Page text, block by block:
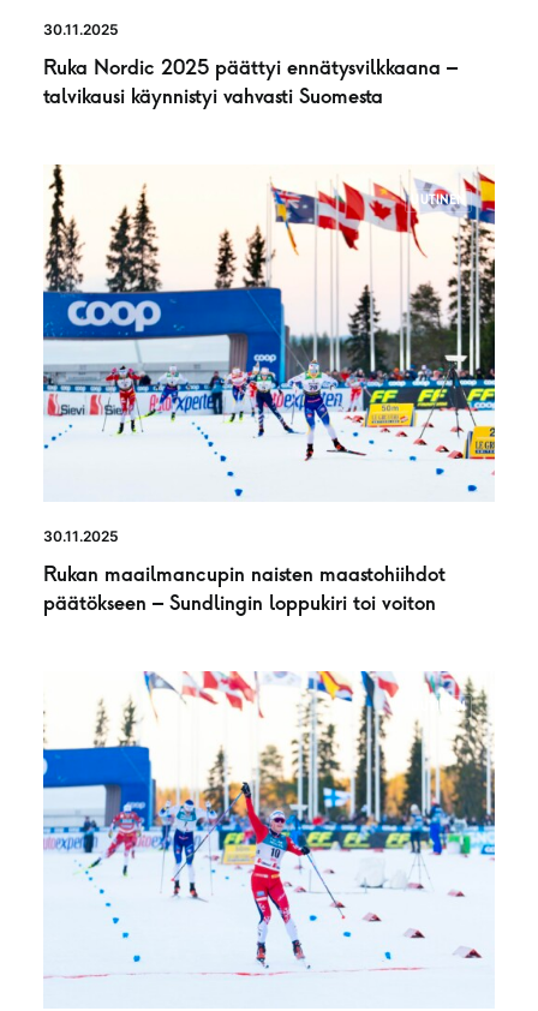
30.11.2025
Ruka Nordic 2025 päättyi ennätysvilkkaana –
talvikausi käynnistyi vahvasti Suomesta
UUTINEN
30.11.2025
Rukan maailmancupin naisten maastohiihdot
päätökseen – Sundlingin loppukiri toi voiton
UUTINEN